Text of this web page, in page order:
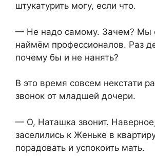
штукатурить могу, если что.
— Не надо самому. Зачем? Мы
наймём профессионалов. Раз
почему бы и не нанять?
В это время совсем некстати
звонок от младшей дочери.
— О, Наташка звонит.
заселились к Женьке в
порадовать и успокоить мать.